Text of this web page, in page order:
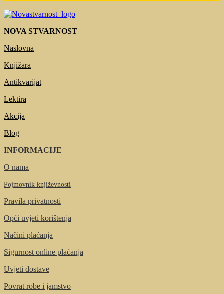
NOVA STVARNOST
Naslovna
Knjižara
Antikvarijat
Lektira
Akcija
Blog
INFORMACIJE
O nama
Pojmovnik književnosti
Pravila privatnosti
Opći uvjeti korištenja
Načini plaćanja
Sigurnost online plaćanja
Uvjeti dostave
Povrat robe i jamstvo